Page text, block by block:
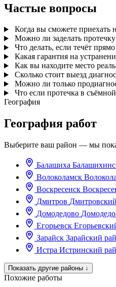
Частые вопросы
Когда вы сможете приехать
Можно ли заделать
Что делать, если течёт
Какая гарантия на
Как вы находите место
Сколько стоит выезд
Можно ли только
Что если протечка в
География
География работ
Выберите ваш район — мы
Балашиха
Волоколамск
Воскресенск
Дмитров
Домодедово
Егорьевск
Зарайск Зарайский
Истра Истринский
Показать другие районы ↓
Похожие работы